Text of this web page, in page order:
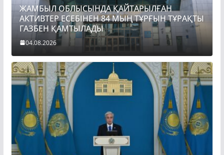
ЖАМБЫЛ ОБЛЫСЫНДА ҚАЙТАРЫЛҒАН
АКТИВТЕР ЕСЕБІНЕН 84 МЫҢ ТҰРҒЫН ТҰРАҚТЫ
ГАЗБЕН ҚАМТЫЛАДЫ
04.08.2026